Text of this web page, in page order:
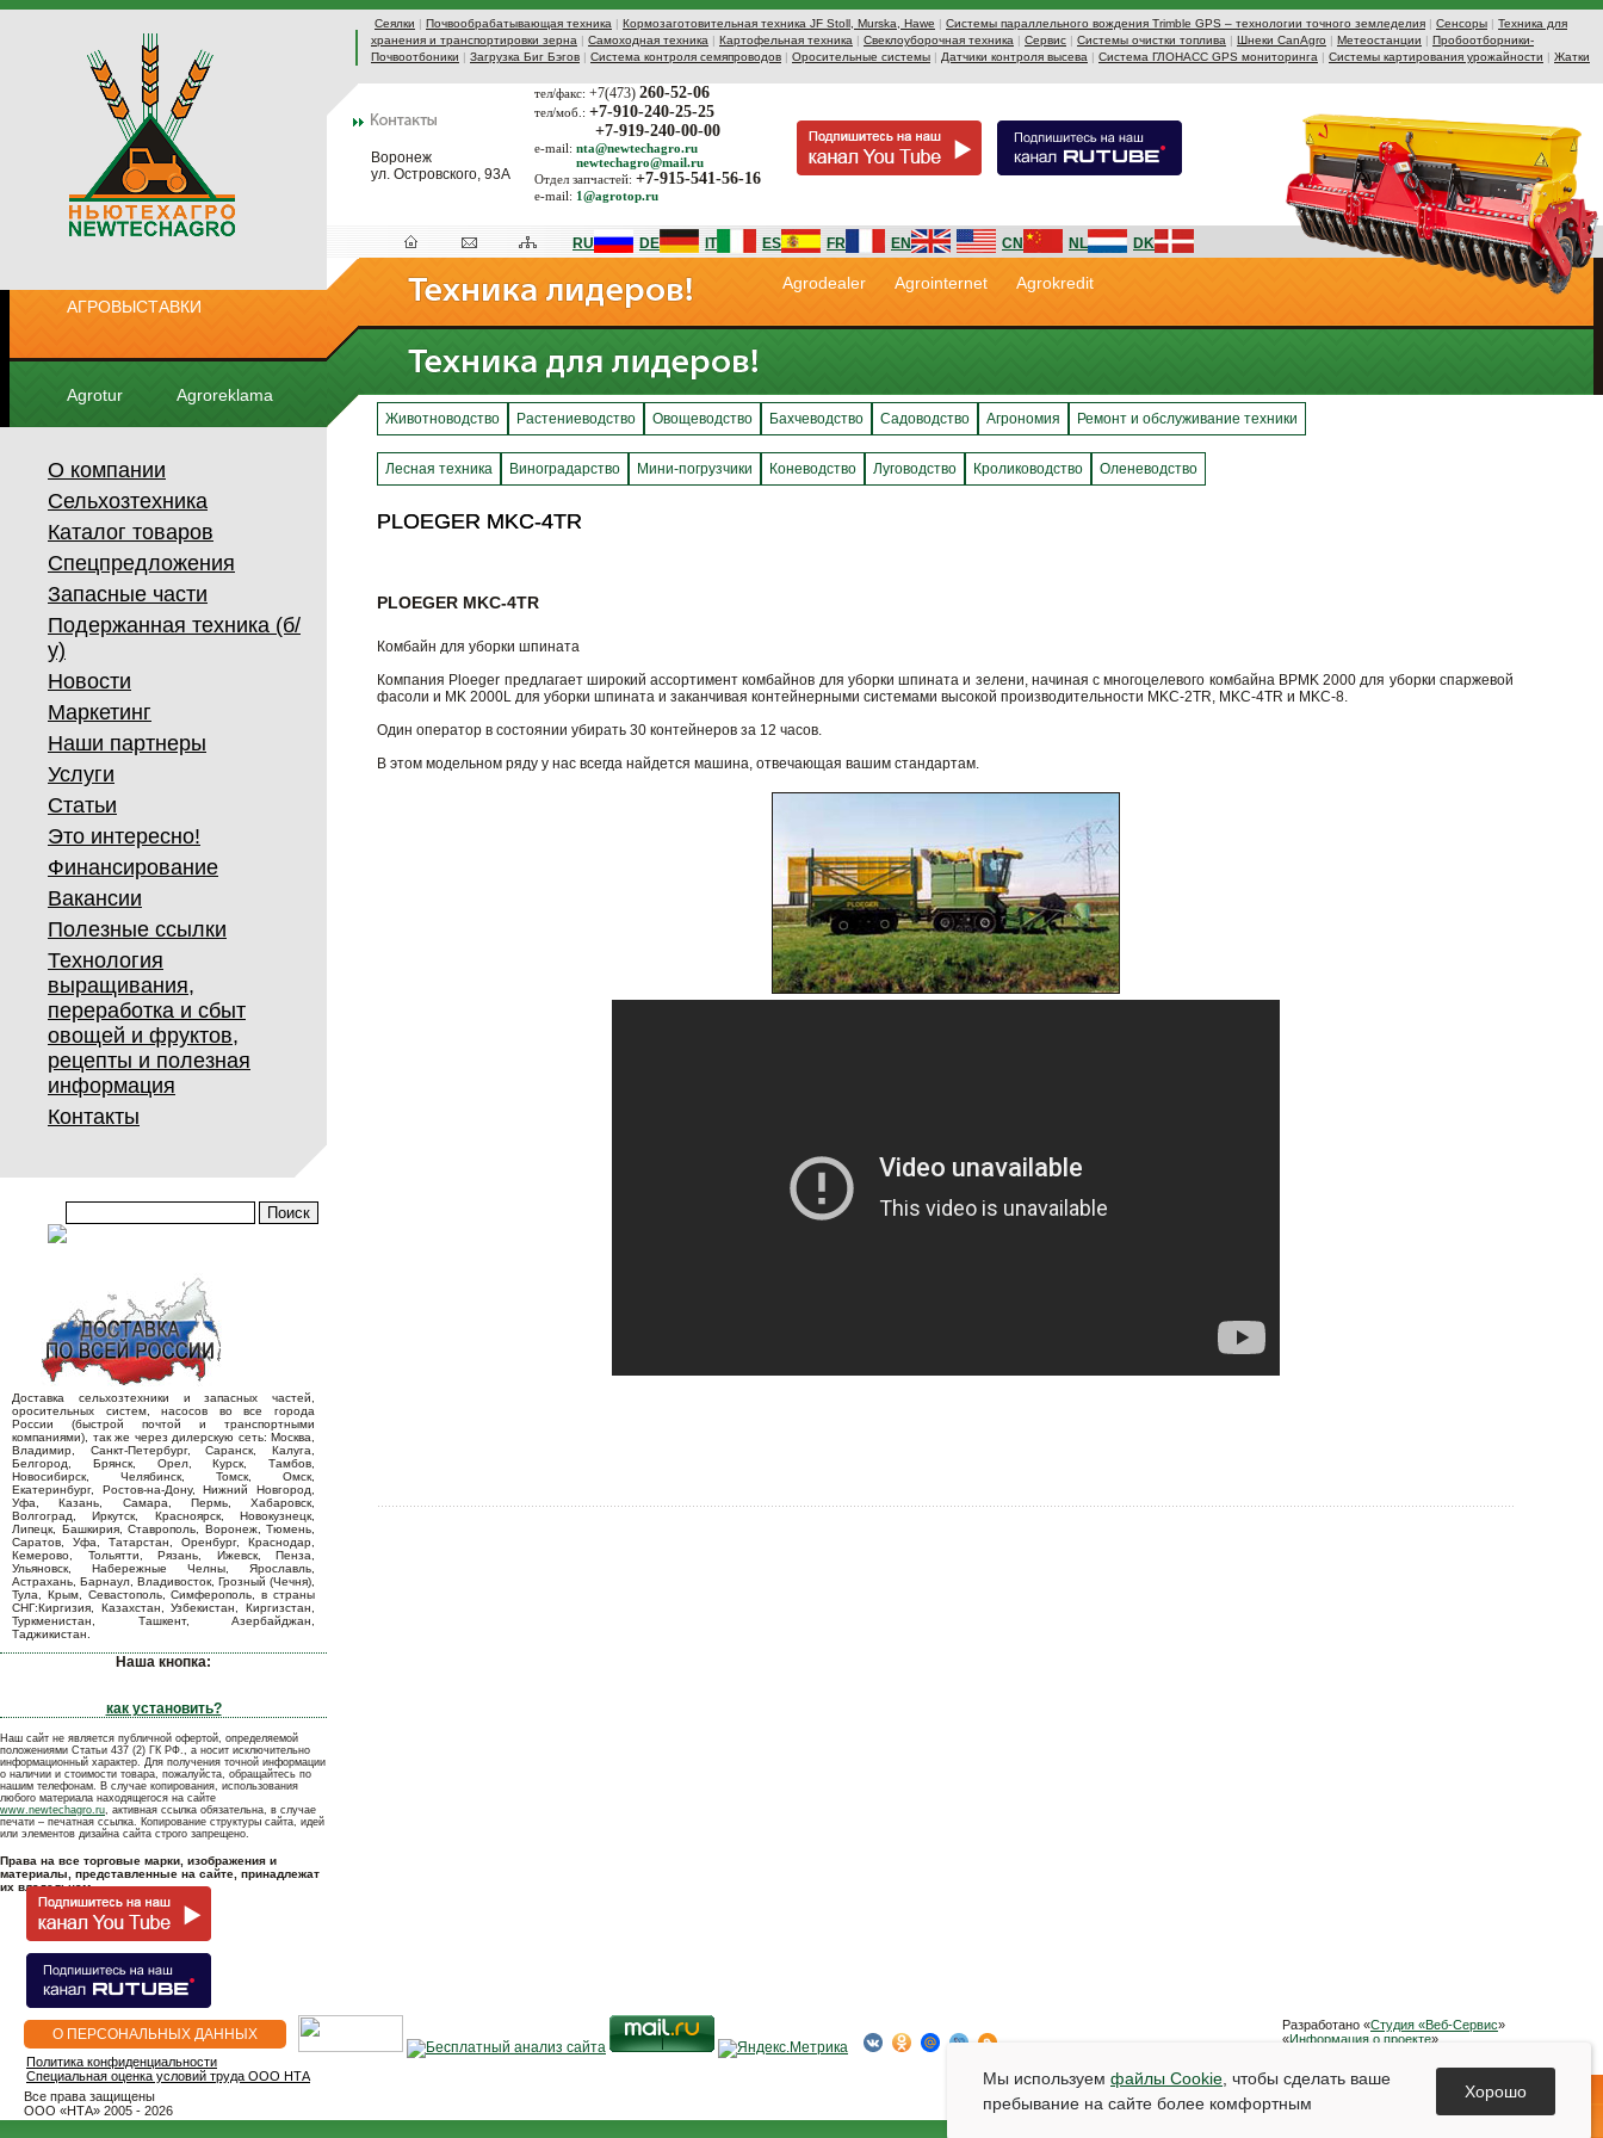
Сеялки | Почвообрабатывающая техника | Кормозаготовительная техника JF Stoll, Murska, Hawe | Системы параллельного вождения Trimble GPS – технологии точного земледелия | Сенсоры | Техника для
хранения и транспортировки зерна | Самоходная техника | Картофельная техника | Свеклоуборочная техника | Сервис | Системы очистки топлива | Шнеки CanAgro | Метеостанции | Пробоотборники-
Почвоотбоники | Загрузка Биг Бэгов | Система контроля семяпроводов | Оросительные системы | Датчики контроля высева | Система ГЛОНАСС GPS мониторинга | Системы картирования урожайности | Жатки
Воронеж
ул. Островского, 93А
тел/факс: +7(473) 260-52-06
тел/моб.: +7-910-240-25-25
+7-919-240-00-00
e-mail: nta@newtechagro.ru
newtechagro@mail.ru
Отдел запчастей: +7-915-541-56-16
e-mail: 1@agrotop.ru
АГРОВЫСТАВКИ
Agrotur Agroreklama
RU DE IT ES FR EN CN NL DK
Agrodealer Agrointernet Agrokredit
О компании
Сельхозтехника
Каталог товаров
Спецпредложения
Запасные части
Подержанная техника (б/
у)
Новости
Маркетинг
Наши партнеры
Услуги
Статьи
Это интересно!
Финансирование
Вакансии
Полезные ссылки
Технология
выращивания,
переработка и сбыт
овощей и фруктов,
рецепты и полезная
информация
Контакты
Доставка сельхозтехники и запасных частей,
оросительных систем, насосов во все города
России (быстрой почтой и транспортными
компаниями), так же через дилерскую сеть: Москва,
Владимир, Санкт-Петербург, Саранск, Калуга,
Белгород, Брянск, Орел, Курск, Тамбов,
Новосибирск, Челябинск, Томск, Омск,
Екатеринбург, Ростов-на-Дону, Нижний Новгород,
Уфа, Казань, Самара, Пермь, Хабаровск,
Волгоград, Иркутск, Красноярск, Новокузнецк,
Липецк, Башкирия, Ставрополь, Воронеж, Тюмень,
Саратов, Уфа, Татарстан, Оренбург, Краснодар,
Кемерово, Тольятти, Рязань, Ижевск, Пенза,
Ульяновск, Набережные Челны, Ярославль,
Астрахань, Барнаул, Владивосток, Грозный (Чечня),
Тула, Крым, Севастополь, Симферополь, в страны
СНГ:Киргизия, Казахстан, Узбекистан, Киргизстан,
Туркменистан, Ташкент, Азербайджан,
Таджикистан.
Наша кнопка:
как установить?
Наш сайт не является публичной офертой, определяемой
положениями Статьи 437 (2) ГК РФ., а носит исключительно
информационный характер. Для получения точной информации
о наличии и стоимости товара, пожалуйста, обращайтесь по
нашим телефонам. В случае копирования, использования
любого материала находящегося на сайте
www.newtechagro.ru, активная ссылка обязательна, в случае
печати – печатная ссылка. Копирование структуры сайта, идей
или элементов дизайна сайта строго запрещено.
Права на все торговые марки, изображения и
материалы, представленные на сайте, принадлежат
их владельцам.
Животноводство Растениеводство Овощеводство Бахчеводство Садоводство Агрономия Ремонт и обслуживание техники
Лесная техника Виноградарство Мини-погрузчики Коневодство Луговодство Кролиководство Оленеводство
PLOEGER MKC-4TR
PLOEGER MKC-4TR
PLOEGER MKC-4TR
Комбайн для уборки шпината
Компания Ploeger предлагает широкий ассортимент комбайнов для уборки шпината и зелени, начиная с многоцелевого комбайна BPMK 2000 для уборки спаржевой
фасоли и MK 2000L для уборки шпината и заканчивая контейнерными системами высокой производительности MKC-2TR, MKC-4TR и MKC-8.
Один оператор в состоянии убирать 30 контейнеров за 12 часов.
В этом модельном ряду у нас всегда найдется машина, отвечающая вашим стандартам.
О ПЕРСОНАЛЬНЫХ ДАННЫХ
Все права защищены
OOO «НТА» 2005 - 2026
Политика конфиденциальности
Специальная оценка условий труда ООО НТА
Разработано «Студия «Веб-Сервис»
«Информация о проекте»
Мы используем файлы Cookie , чтобы сделать ваше
пребывание на сайте более комфортным
Хорошо